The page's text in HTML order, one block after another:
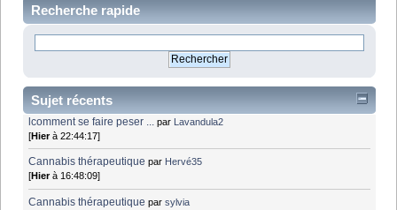
Recherche rapide
Sujet récents
lcomment se faire peser ... par Lavandula2
[Hierà 22:44:17]
Cannabis thérapeutique par Hervé35
[Hierà 16:48:09]
Cannabis thérapeutique parsylvia